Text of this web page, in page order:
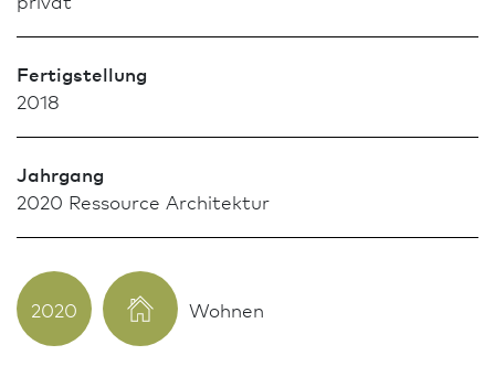
Fertigstellung
2018
Jahrgang
2020 Res­sour­ce Archi­tektur
2020 Wohnen